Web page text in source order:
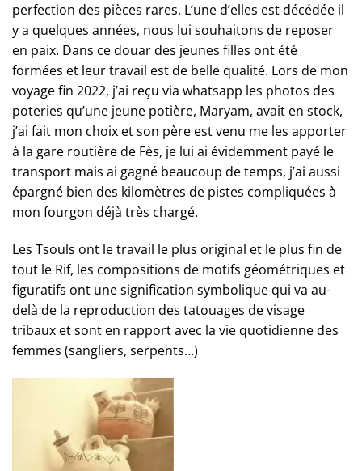
perfection des pièces rares. L’une d’elles est décédée il
y a quelques années, nous lui souhaitons de reposer
en paix. Dans ce douar des jeunes filles ont été
formées et leur travail est de belle qualité. Lors de mon
voyage fin 2022, j’ai reçu via whatsapp les photos des
poteries qu’une jeune potière, Maryam, avait en stock,
j’ai fait mon choix et son père est venu me les apporter
à la gare routière de Fès, je lui ai évidemment payé le
transport mais ai gagné beaucoup de temps, j’ai aussi
épargné bien des kilomètres de pistes compliquées à
mon fourgon déjà très chargé.
Les Tsouls ont le travail le plus original et le plus fin de
tout le Rif, les compositions de motifs géométriques et
figuratifs ont une signification symbolique qui va au-
delà de la reproduction des tatouages de visage
tribaux et sont en rapport avec la vie quotidienne des
femmes (sangliers, serpents…)